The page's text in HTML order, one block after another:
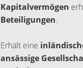
Kapitalvermögen
Beteiligungen.
Erhält eine
ansässige